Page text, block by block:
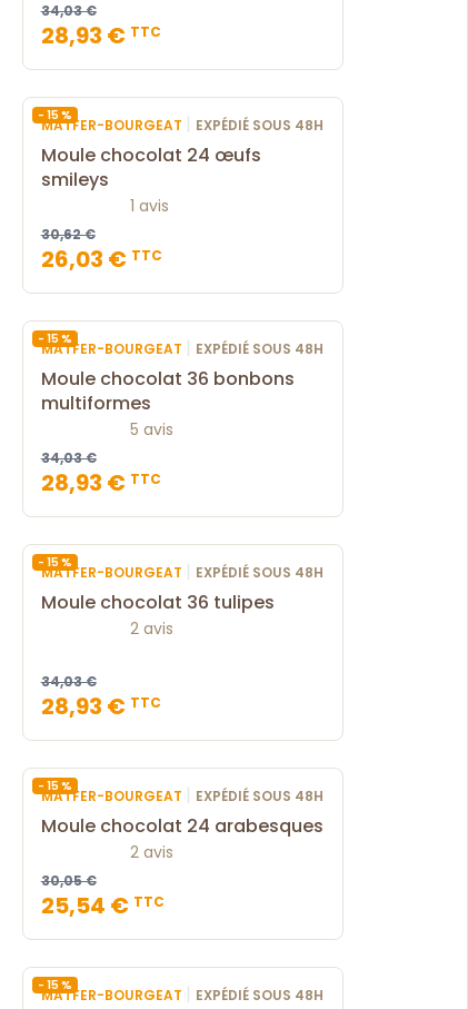
34,03 €
28,93 € TTC
- 15 %
MATFER-BOURGEAT | EXPÉDIÉ SOUS 48H
Moule chocolat 24 œufs
smileys
1 avis
30,62 €
26,03 € TTC
- 15 %
MATFER-BOURGEAT | EXPÉDIÉ SOUS 48H
Moule chocolat 36 bonbons
multiformes
5 avis
34,03 €
28,93 € TTC
- 15 %
MATFER-BOURGEAT | EXPÉDIÉ SOUS 48H
Moule chocolat 36 tulipes
2 avis
34,03 €
28,93 € TTC
- 15 %
MATFER-BOURGEAT | EXPÉDIÉ SOUS 48H
Moule chocolat 24 arabesques
2 avis
30,05 €
25,54 € TTC
- 15 %
MATFER-BOURGEAT | EXPÉDIÉ SOUS 48H